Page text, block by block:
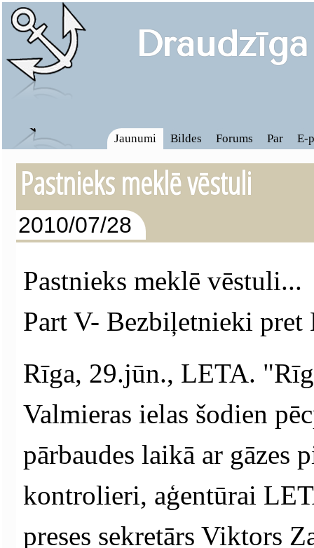
Jaunumi Bildes Forums Par E-
Pastnieks meklē vēstuli
2010/07/28
Pastnieks meklē vēstuli...
Part V- Bezbiļetnieki
Rīga, 29.jūn., LETA.
Valmieras ielas šodien
pārbaudes laikā ar gāzes
kontrolieri, aģentūrai
preses sekretārs Viktors